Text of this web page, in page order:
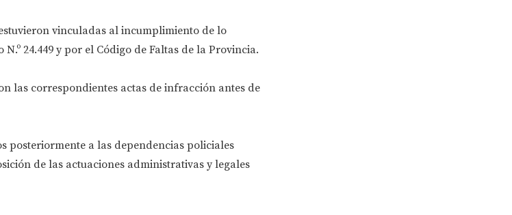
vinculadas al incumplimiento de lo
24.449 y por el Código de Faltas de la Provincia.
las correspondientes actas de infracción antes de
posteriormente a las dependencias policiales
de las actuaciones administrativas y legales